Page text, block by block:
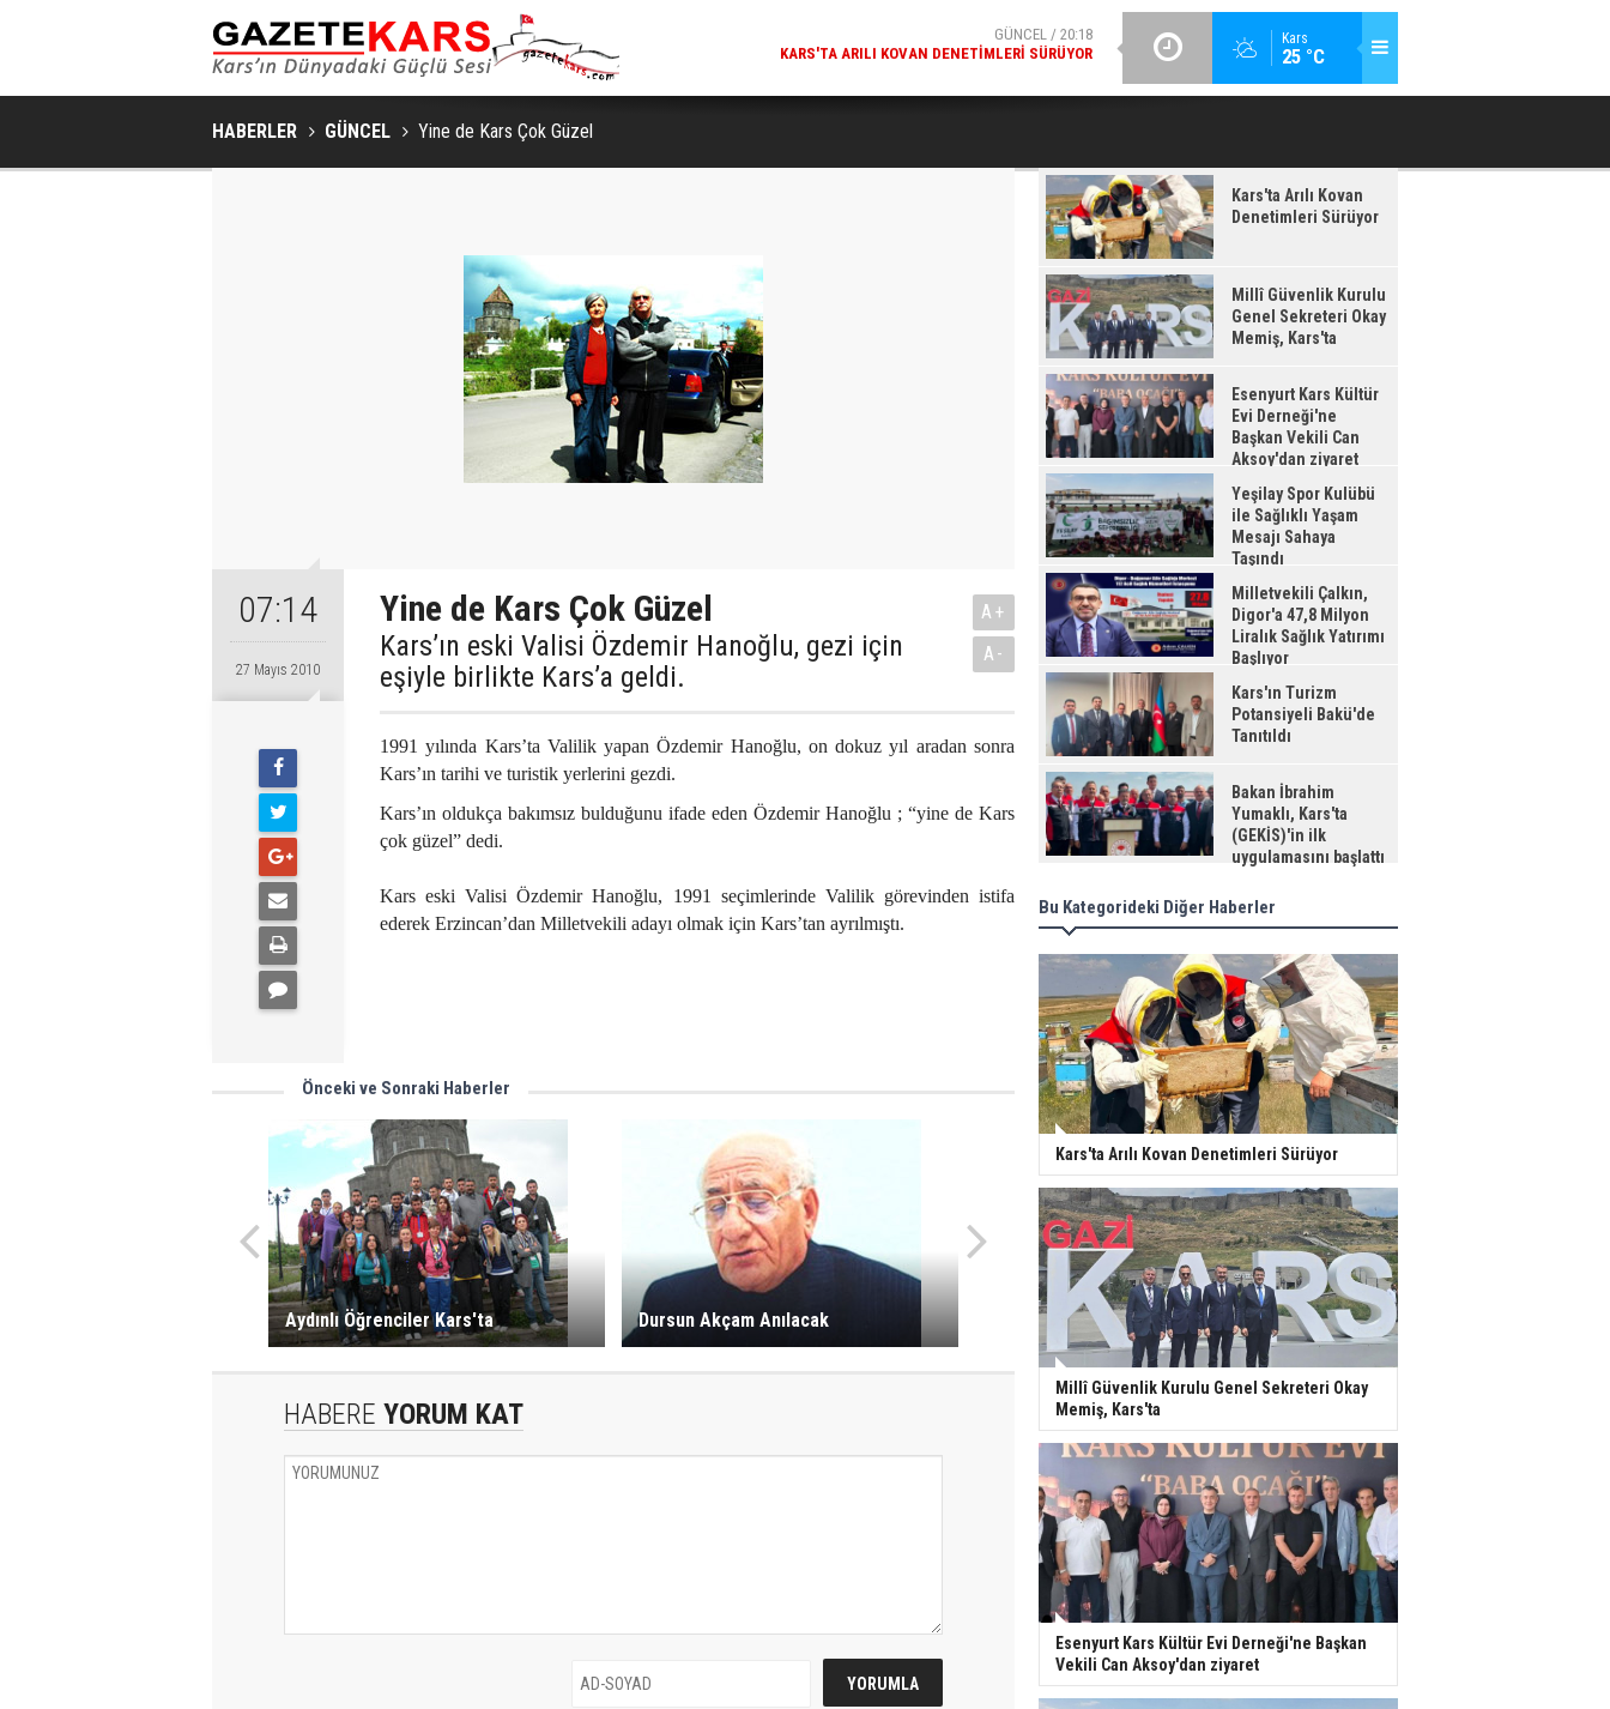
Kars
25 °C
GÜNCEL / 20:17
MILLÎ GÜVENLIK KURULU GENEL SEKRETERI OKAY MEMIŞ,
ESENYURT KARS KÜLTÜR EVI DERNEĞI'NE BAŞKAN VEKILI CAN
HABERLER GÜNCEL Yine de Kars Çok Güzel
07:14
27 Mayıs 2010
Yine de Kars Çok Güzel
Kars’ın eski Valisi Özdemir Hanoğlu, gezi için
eşiyle birlikte Kars’a geldi.
A+
A-
1991 yılında Kars’ta Valilik yapan Özdemir Hanoğlu, on dokuz yıl aradan sonra
Kars’ın tarihi ve turistik yerlerini gezdi.
Kars’ın oldukça bakımsız bulduğunu ifade eden Özdemir Hanoğlu ; “yine de Kars
çok güzel” dedi.
Kars eski Valisi Özdemir Hanoğlu, 1991 seçimlerinde Valilik görevinden istifa
ederek Erzincan’dan Milletvekili adayı olmak için Kars’tan ayrılmıştı.
Önceki ve Sonraki Haberler
Aydınlı Öğrenciler Kars'ta Dursun Akçam Anılacak
HABERE YORUM KAT
Kars'ta Arılı Kovan
Denetimleri Sürüyor
Millî Güvenlik Kurulu
Genel Sekreteri Okay
Memiş, Kars'ta
Esenyurt Kars Kültür
Evi Derneği'ne
Başkan Vekili Can
Aksoy'dan ziyaret
Yeşilay Spor Kulübü
ile Sağlıklı Yaşam
Mesajı Sahaya
Taşındı
Milletvekili Çalkın,
Digor'a 47,8 Milyon
Liralık Sağlık Yatırımı
Başlıyor
Kars'ın Turizm
Potansiyeli Bakü'de
Tanıtıldı
Bakan İbrahim
Yumaklı, Kars'ta
(GEKİS)'in ilk
uygulamasını başlattı
Bu Kategorideki Diğer Haberler
Kars'ta Arılı Kovan Denetimleri Sürüyor
Millî Güvenlik Kurulu Genel Sekreteri Okay
Memiş, Kars'ta
Esenyurt Kars Kültür Evi Derneği'ne Başkan
Vekili Can Aksoy'dan ziyaret